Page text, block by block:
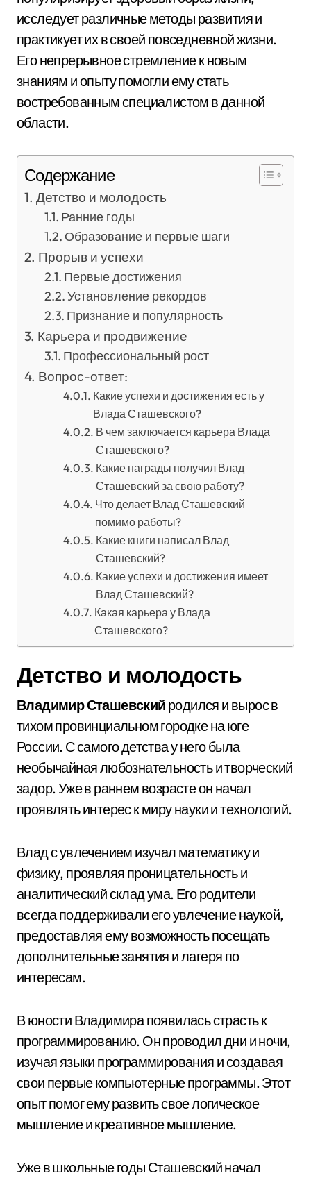
исследует различные методы развития и
практикует их в своей повседневной жизни.
Его непрерывное стремление к новым
знаниям и опыту помогли ему стать
востребованным специалистом в данной
области.
Содержание
Детство и молодость
Ранние годы
Образование и первые шаги
Прорыв и успехи
Первые достижения
Установление рекордов
Признание и популярность
Карьера и продвижение
Профессиональный рост
Вопрос-ответ:
Какие успехи и достижения есть у
Влада Сташевского?
В чем заключается карьера Влада
Сташевского?
Какие награды получил Влад
Сташевский за свою работу?
Что делает Влад Сташевский
помимо работы?
Какие книги написал Влад
Сташевский?
Какие успехи и достижения имеет
Влад Сташевский?
Какая карьера у Влада
Сташевского?
Детство и молодость
Владимир Сташевский родился и вырос в
тихом провинциальном городке на юге
России. С самого детства у него была
необычайная любознательность и творческий
задор. Уже в раннем возрасте он начал
проявлять интерес к миру науки и технологий.
Влад с увлечением изучал математику и
физику, проявляя проницательность и
аналитический склад ума. Его родители
всегда поддерживали его увлечение наукой,
предоставляя ему возможность посещать
дополнительные занятия и лагеря по
интересам.
В юности Владимира появилась страсть к
программированию. Он проводил дни и ночи,
изучая языки программирования и создавая
свои первые компьютерные программы. Этот
опыт помог ему развить свое логическое
мышление и креативное мышление.
Уже в школьные годы Сташевский начал